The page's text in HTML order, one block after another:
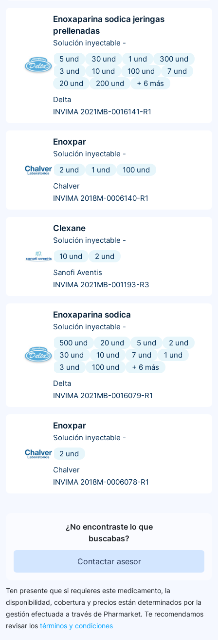
Enoxaparina sodica jeringas
prellenadas
Solución inyectable -
5 und
30 und 1 und
300 und
3 und
10 und 100 und
7 und
20 und
200 und + 6 más
Delta
INVIMA 2021MB-0016141-R1
Enoxpar
Solución inyectable -
2 und
1 und
100 und
Chalver
INVIMA 2018M-0006140-R1
Clexane
Solución inyectable -
10 und
2 und
Sanofi Aventis
INVIMA 2021MB-001193-R3
Enoxaparina sodica
Solución inyectable -
500 und
20 und 5 und
2 und
30 und
10 und 7 und
1 und
3 und
100 und + 6 más
Delta
INVIMA 2021MB-0016079-R1
Enoxpar
Solución inyectable -
2 und
Chalver
INVIMA 2018M-0006078-R1
¿No encontraste lo que
buscabas?
Contactar asesor
Ten presente que si requieres este medicamento, la
disponibilidad, cobertura y precios están determinados por la
gestión efectuada a través de Pharmarket. Te recomendamos
revisar los términos y condiciones